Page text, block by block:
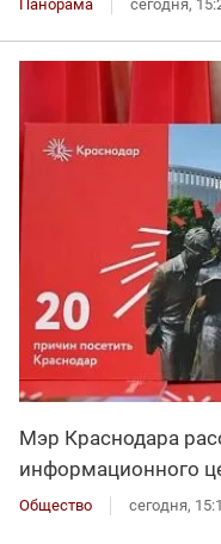
Панорама сегодня,
Мэр Краснодара
информационного
Общество сегодня,